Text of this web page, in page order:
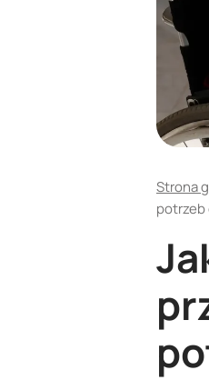
Strona
potrzeb